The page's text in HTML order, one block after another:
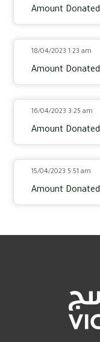
Amount Donated
18/04/2023 1:23 am
Amount Donated
16/04/2023 3:25 am
Amount Donated
15/04/2023 5:51 am
Amount Donated